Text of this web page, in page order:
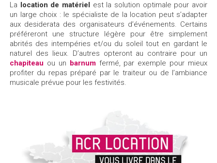
La location de matériel est la solution optimale pour avoir
un large choix : le spécialiste de la location peut s’adapter
aux desiderata des organisateurs d’événements. Certains
préféreront une structure légère pour être simplement
abrités des intempéries et/ou du soleil tout en gardant le
naturel des lieux. D’autres opteront au contraire pour un
chapiteau ou un barnumfermé, par exemple pour mieux
profiter du repas préparé par le traiteur ou de l’ambiance
musicale prévue pour les festivités.